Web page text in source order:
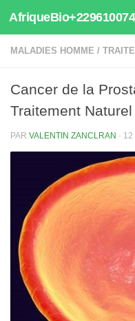
Au dessous du contenu
MALADIES HOMME /
Cancer de la
Traitement Naturel
PAR VALENTIN ZANCLRAN · 12